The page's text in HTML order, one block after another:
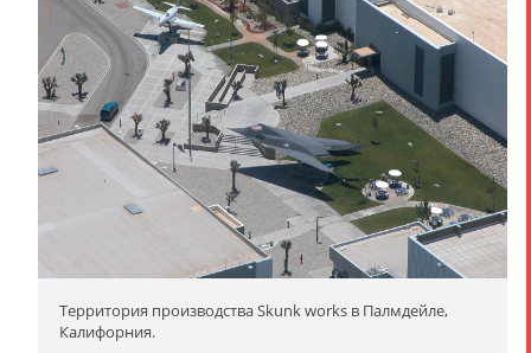
Территория производства Skunk works в Палмдейле,
Калифорния.